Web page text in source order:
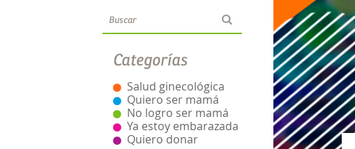
Categorías
Salud ginecológica
Quiero ser mamá
No logro ser mamá
Ya estoy embarazada
Quiero donar